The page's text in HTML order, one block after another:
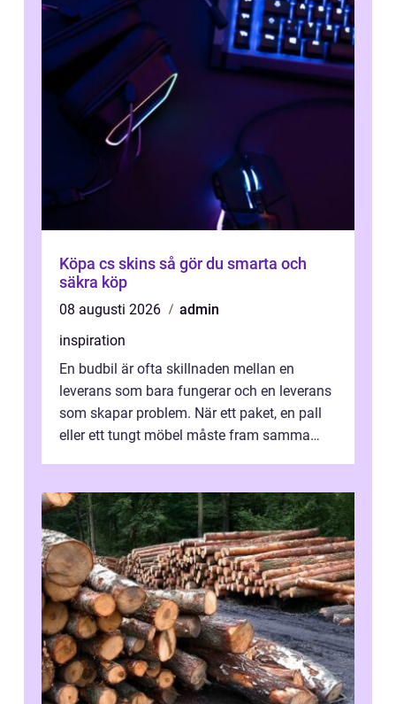
Köpa cs skins så gör du smarta och
säkra köp
08 augusti 2026
admin
inspiration
En budbil är ofta skillnaden mellan en
leverans som bara fungerar och en leverans
som skapar problem. När ett paket, en pall
eller ett tungt möbel måste fram samma